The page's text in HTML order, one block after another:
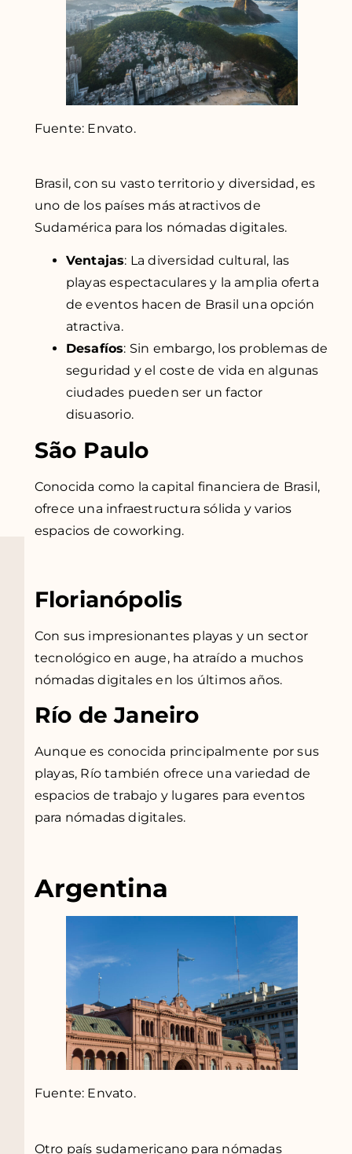
Fuente: Envato.
Brasil, con su vasto territorio y diversidad, es
uno de los países más atractivos de
Sudamérica para los nómadas digitales.
Ventajas: La diversidad cultural, las
playas espectaculares y la amplia oferta
de eventos hacen de Brasil una opción
atractiva.
Desafíos: Sin embargo, los problemas de
seguridad y el coste de vida en algunas
ciudades pueden ser un factor
disuasorio.
São Paulo
Conocida como la capital financiera de Brasil,
ofrece una infraestructura sólida y varios
espacios de coworking.
Florianópolis
Con sus impresionantes playas y un sector
tecnológico en auge, ha atraído a muchos
nómadas digitales en los últimos años.
Río de Janeiro
Aunque es conocida principalmente por sus
playas, Río también ofrece una variedad de
espacios de trabajo y lugares para eventos
para nómadas digitales.
Argentina
Fuente: Envato.
Otro país sudamericano para nómadas